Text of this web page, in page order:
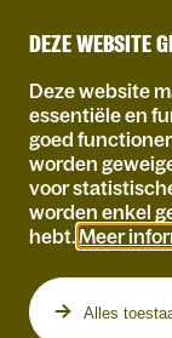
DEZE WEBSITE
Deze website
essentiële en
goed
worden
voor
worden enkel
hebt. Meer
Alles